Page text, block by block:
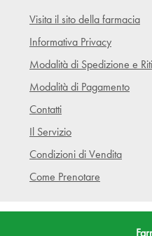
Visita il sito della farmacia
Informativa Privacy
Modalità di Spedizione e
Modalità di Pagamento
Contatti
Il Servizio
Condizioni di Vendita
Come Prenotare